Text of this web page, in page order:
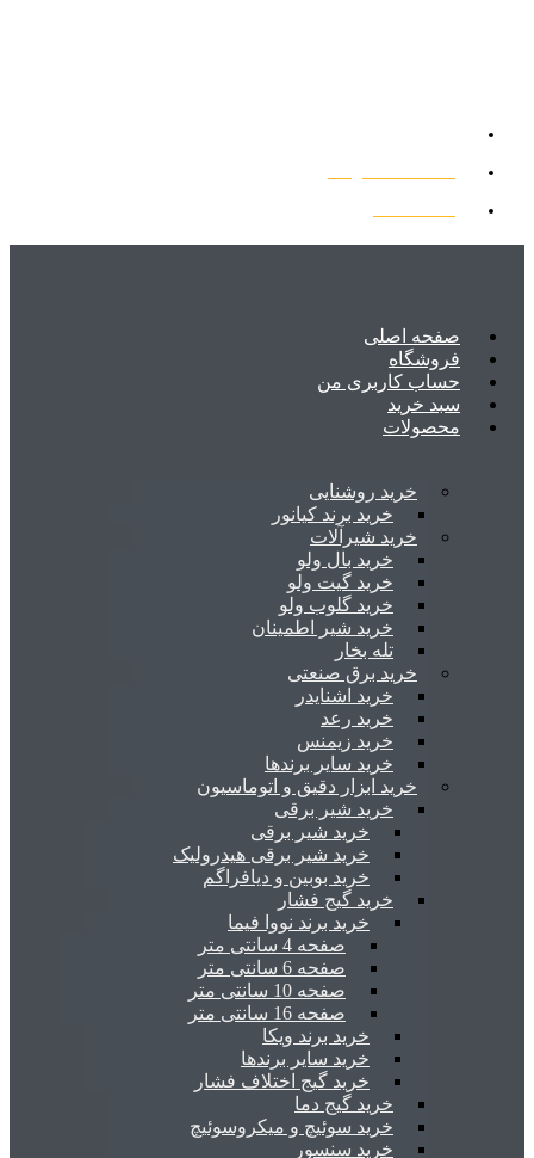
صفحه اصلی
فروشگاه
حساب کاربری من
سبد خرید
محصولات
خرید روشنایی
خرید برند کیانور
خرید شیرآلات
خرید بال ولو
خرید گیت ولو
خرید گلوب ولو
خرید شیر اطمینان
تله بخار
خرید برق صنعتی
خرید اشنایدر
خرید رعد
خرید زیمنس
خرید سایر برندها
خرید ابزار دقیق و اتوماسیون
خرید شیر برقی
خرید شیر برقی
خرید شیر برقی هیدرولیک
خرید بوبین و دیافراگم
خرید گیج فشار
خرید برند نووا فیما
صفحه 4 سانتی متر
صفحه 6 سانتی متر
صفحه 10 سانتی متر
صفحه 16 سانتی متر
خرید برند ویکا
خرید سایر برندها
خرید گیج اختلاف فشار
خرید گیج دما
خرید سوئیچ و میکروسوئیچ
خرید سنسور